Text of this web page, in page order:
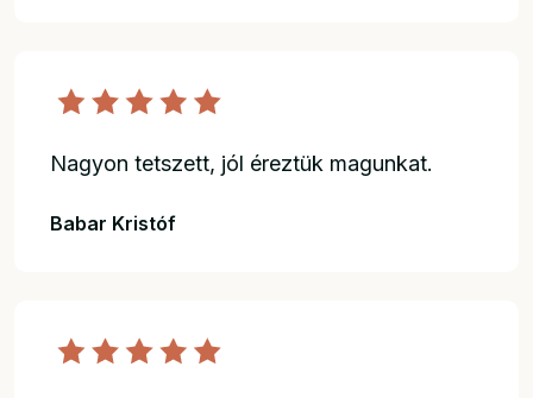
Nagyon tetszett, jól éreztük magunkat.
Babar Kristóf